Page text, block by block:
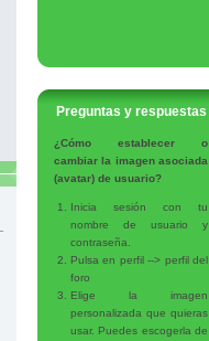
Preguntas y respuestas
¿Cómo establecer o
cambiar la imagen asociada
(avatar) de usuario?
Inicia sesión con tu
nombre de usuario y
contraseña.
Pulsa en perfil --> perfil del
foro
Elige la imagen
personalizada que quieras
usar. Puedes escogerla de